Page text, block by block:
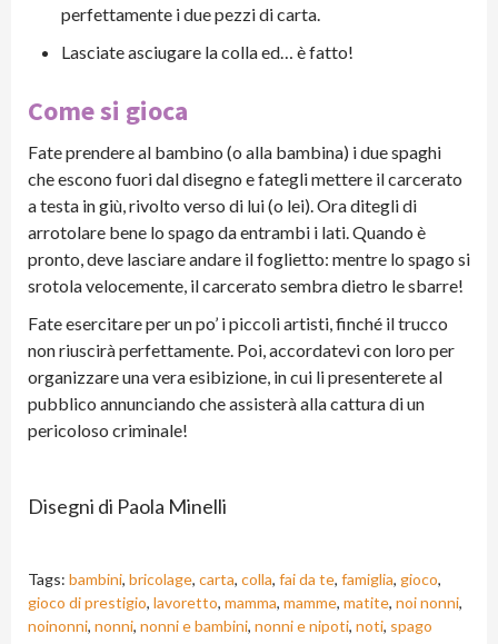
perfettamente i due pezzi di carta.
Lasciate asciugare la colla ed… è fatto!
Come si gioca
Fate prendere al bambino (o alla bambina) i due spaghi
che escono fuori dal disegno e fategli mettere il carcerato
a testa in giù, rivolto verso di lui (o lei). Ora ditegli di
arrotolare bene lo spago da entrambi i lati. Quando è
pronto, deve lasciare andare il foglietto: mentre lo spago si
srotola velocemente, il carcerato sembra dietro le sbarre!
Fate esercitare per un po’ i piccoli artisti, finché il trucco
non riuscirà perfettamente. Poi, accordatevi con loro per
organizzare una vera esibizione, in cui li presenterete al
pubblico annunciando che assisterà alla cattura di un
pericoloso criminale!
Disegni di Paola Minelli
Tags: bambini, bricolage, carta, colla, fai da te, famiglia, gioco,
gioco di prestigio, lavoretto, mamma, mamme, matite, noi nonni,
noinonni, nonni, nonni e bambini, nonni e nipoti, noti, spago